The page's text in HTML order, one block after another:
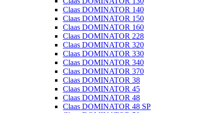
Claas DOMINATOR 140
Claas DOMINATOR 150
Claas DOMINATOR 160
Claas DOMINATOR 228
Claas DOMINATOR 320
Claas DOMINATOR 330
Claas DOMINATOR 340
Claas DOMINATOR 370
Claas DOMINATOR 38
Claas DOMINATOR 45
Claas DOMINATOR 48
Claas DOMINATOR 48 SP